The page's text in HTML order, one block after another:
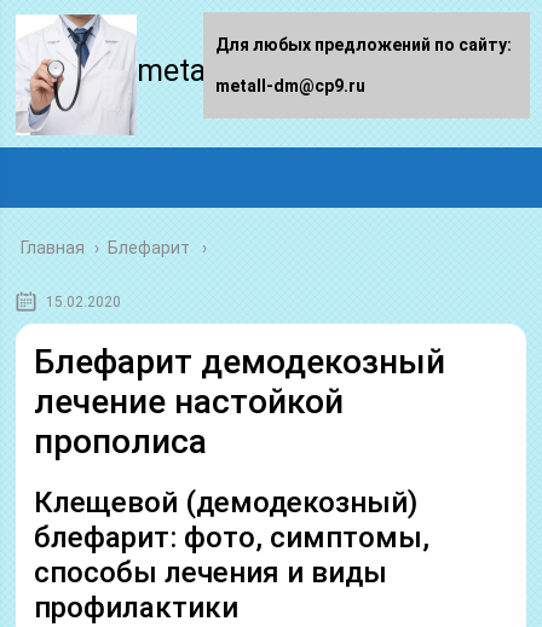
metall-dm.ru
Главная › Блефарит
15.02.2020
Блефарит демодекозный
лечение настойкой
прополиса
Клещевой (демодекозный)
блефарит: фото, симптомы,
способы лечения и виды
профилактики
Для любых предложений по сайту:
metall-dm@cp9.ru